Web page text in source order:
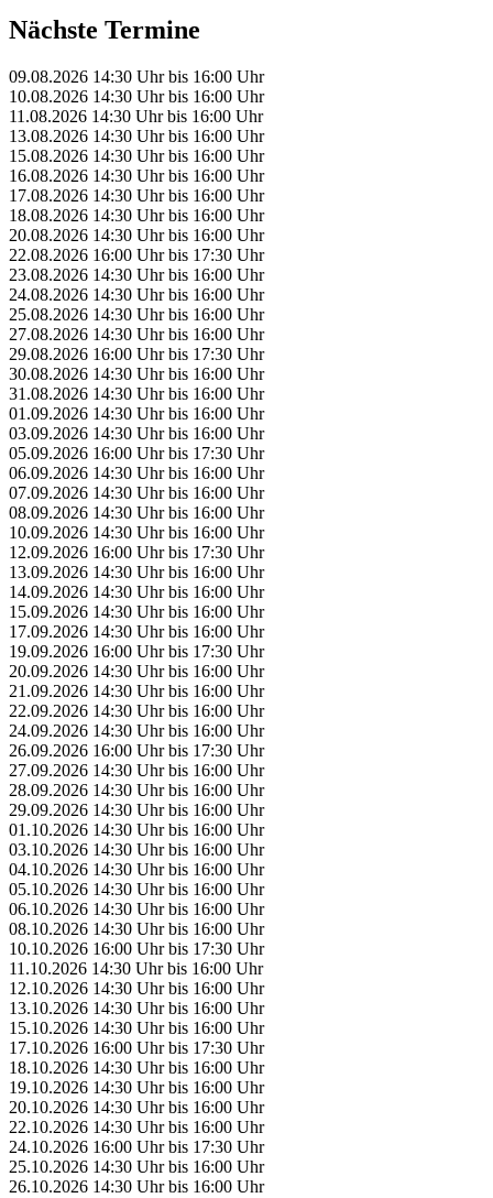
Nächste Termine
09.08.2026 14:30 Uhrbis 16:00 Uhr
10.08.2026 14:30 Uhrbis 16:00 Uhr
11.08.2026 14:30 Uhrbis 16:00 Uhr
13.08.2026 14:30 Uhrbis 16:00 Uhr
15.08.2026 14:30 Uhrbis 16:00 Uhr
16.08.2026 14:30 Uhrbis 16:00 Uhr
17.08.2026 14:30 Uhrbis 16:00 Uhr
18.08.2026 14:30 Uhrbis 16:00 Uhr
20.08.2026 14:30 Uhrbis 16:00 Uhr
22.08.2026 16:00 Uhrbis 17:30 Uhr
23.08.2026 14:30 Uhrbis 16:00 Uhr
24.08.2026 14:30 Uhrbis 16:00 Uhr
25.08.2026 14:30 Uhrbis 16:00 Uhr
27.08.2026 14:30 Uhrbis 16:00 Uhr
29.08.2026 16:00 Uhrbis 17:30 Uhr
30.08.2026 14:30 Uhrbis 16:00 Uhr
31.08.2026 14:30 Uhrbis 16:00 Uhr
01.09.2026 14:30 Uhrbis 16:00 Uhr
03.09.2026 14:30 Uhrbis 16:00 Uhr
05.09.2026 16:00 Uhrbis 17:30 Uhr
06.09.2026 14:30 Uhrbis 16:00 Uhr
07.09.2026 14:30 Uhrbis 16:00 Uhr
08.09.2026 14:30 Uhrbis 16:00 Uhr
10.09.2026 14:30 Uhrbis 16:00 Uhr
12.09.2026 16:00 Uhrbis 17:30 Uhr
13.09.2026 14:30 Uhrbis 16:00 Uhr
14.09.2026 14:30 Uhrbis 16:00 Uhr
15.09.2026 14:30 Uhrbis 16:00 Uhr
17.09.2026 14:30 Uhrbis 16:00 Uhr
19.09.2026 16:00 Uhrbis 17:30 Uhr
20.09.2026 14:30 Uhrbis 16:00 Uhr
21.09.2026 14:30 Uhrbis 16:00 Uhr
22.09.2026 14:30 Uhrbis 16:00 Uhr
24.09.2026 14:30 Uhrbis 16:00 Uhr
26.09.2026 16:00 Uhrbis 17:30 Uhr
27.09.2026 14:30 Uhrbis 16:00 Uhr
28.09.2026 14:30 Uhrbis 16:00 Uhr
29.09.2026 14:30 Uhrbis 16:00 Uhr
01.10.2026 14:30 Uhrbis 16:00 Uhr
03.10.2026 14:30 Uhrbis 16:00 Uhr
04.10.2026 14:30 Uhrbis 16:00 Uhr
05.10.2026 14:30 Uhrbis 16:00 Uhr
06.10.2026 14:30 Uhrbis 16:00 Uhr
08.10.2026 14:30 Uhrbis 16:00 Uhr
10.10.2026 16:00 Uhrbis 17:30 Uhr
11.10.2026 14:30 Uhrbis 16:00 Uhr
12.10.2026 14:30 Uhrbis 16:00 Uhr
13.10.2026 14:30 Uhrbis 16:00 Uhr
15.10.2026 14:30 Uhrbis 16:00 Uhr
17.10.2026 16:00 Uhrbis 17:30 Uhr
18.10.2026 14:30 Uhrbis 16:00 Uhr
19.10.2026 14:30 Uhrbis 16:00 Uhr
20.10.2026 14:30 Uhrbis 16:00 Uhr
22.10.2026 14:30 Uhrbis 16:00 Uhr
24.10.2026 16:00 Uhrbis 17:30 Uhr
25.10.2026 14:30 Uhrbis 16:00 Uhr
26.10.2026 14:30 Uhrbis 16:00 Uhr